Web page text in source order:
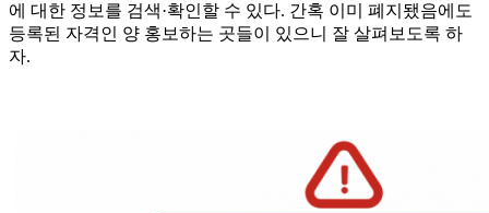
에 대한 정보를 검색·확인할 수 있다. 간혹 이미 폐지됐음에도
등록된 자격인 양 홍보하는 곳들이 있으니 잘 살펴보도록 하
자.